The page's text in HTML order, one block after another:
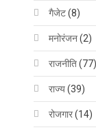
गैजेट(8)
मनोरंजन(2)
राजनीति(77)
राज्य(39)
रोजगार(14)